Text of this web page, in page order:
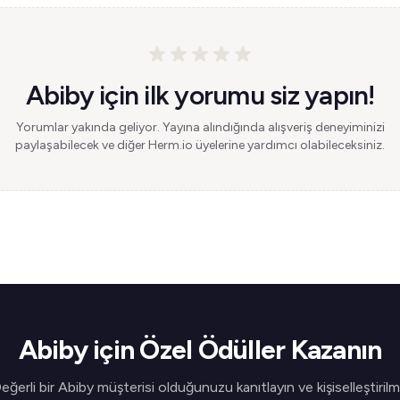
Abiby için ilk yorumu siz yapın!
Yorumlar yakında geliyor. Yayına alındığında alışveriş deneyiminizi
paylaşabilecek ve diğer Herm.io üyelerine yardımcı olabileceksiniz.
Abiby için Özel Ödüller Kazanın
bir Abiby müşterisi olduğunuzu kanıtlayın ve